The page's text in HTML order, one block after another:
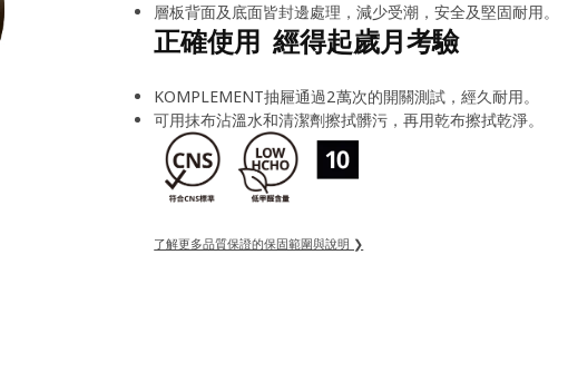
層板背面及底面皆封邊處理，減少受潮，安全及堅固耐用。
正確使用 經得起歲月考驗
KOMPLEMENT抽屜通過2萬次的開關測試，經久耐用。
可用抹布沾溫水和清潔劑擦拭髒污，再用乾布擦拭乾淨。
了解更多品質保證的保固範圍與說明 ❯